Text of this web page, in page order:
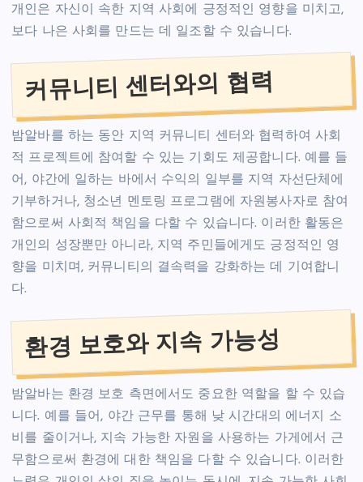
개인은 자신이 속한 지역 사회에 긍정적인 영향을 미치고,
보다 나은 사회를 만드는 데 일조할 수 있습니다.
커뮤니티 센터와의 협력
밤알바를 하는 동안 지역 커뮤니티 센터와 협력하여 사회
적 프로젝트에 참여할 수 있는 기회도 제공합니다. 예를 들
어, 야간에 일하는 바에서 수익의 일부를 지역 자선단체에
기부하거나, 청소년 멘토링 프로그램에 자원봉사자로 참여
함으로써 사회적 책임을 다할 수 있습니다. 이러한 활동은
개인의 성장뿐만 아니라, 지역 주민들에게도 긍정적인 영
향을 미치며, 커뮤니티의 결속력을 강화하는 데 기여합니
다.
환경 보호와 지속 가능성
밤알바는 환경 보호 측면에서도 중요한 역할을 할 수 있습
니다. 예를 들어, 야간 근무를 통해 낮 시간대의 에너지 소
비를 줄이거나, 지속 가능한 자원을 사용하는 가게에서 근
무함으로써 환경에 대한 책임을 다할 수 있습니다. 이러한